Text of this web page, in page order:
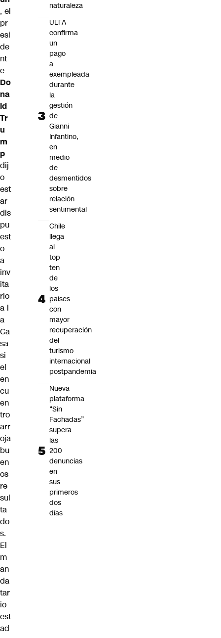
, el
pr
esi
de
nt
e
Do
na
ld
Tr
u
m
p
dij
o
est
ar
dis
pu
est
o
a
inv
ita
rlo
a l
a
Ca
sa
si
el
en
cu
en
tro
arr
oja
bu
en
os
re
sul
ta
do
s.
El
m
an
da
tar
io
est
ad
naturaleza
UEFA
confirma
un
pago
a
exempleada
durante
la
gestión
de
Gianni
Infantino,
en
medio
de
desmentidos
sobre
relación
sentimental
Chile
llega
al
top
ten
de
los
países
con
mayor
recuperación
del
turismo
internacional
postpandemia
Nueva
plataforma
“Sin
Fachadas”
supera
las
200
denuncias
en
sus
primeros
dos
días